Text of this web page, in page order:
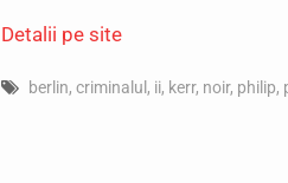
Detalii pe site
berlin, criminalul , ii, kerr, noir, philip,